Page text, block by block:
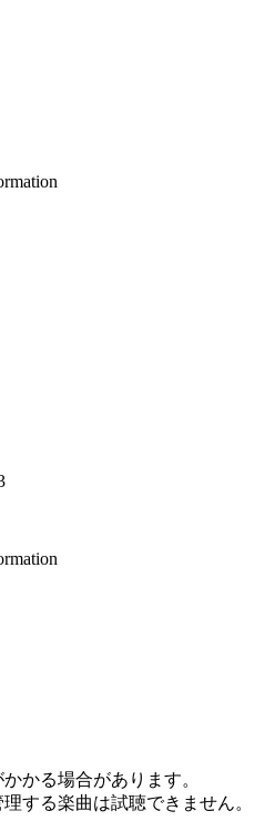
かる場合があります。
する楽曲は試聴できません。